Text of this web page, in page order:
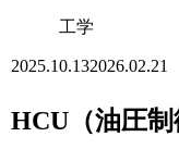
工学
2025.10.132026.02.21
HCU（油圧